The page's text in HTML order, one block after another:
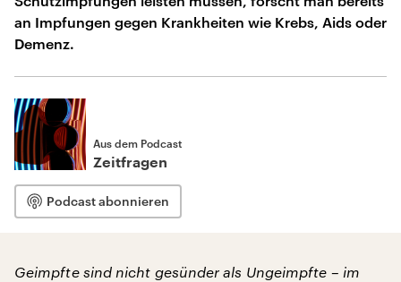
an Impfungen gegen Krankheiten wie Krebs, Aids oder
Demenz.
Aus dem Podcast
Zeitfragen
Podcast abonnieren
Geimpfte sind nicht gesünder als Ungeimpfte – im